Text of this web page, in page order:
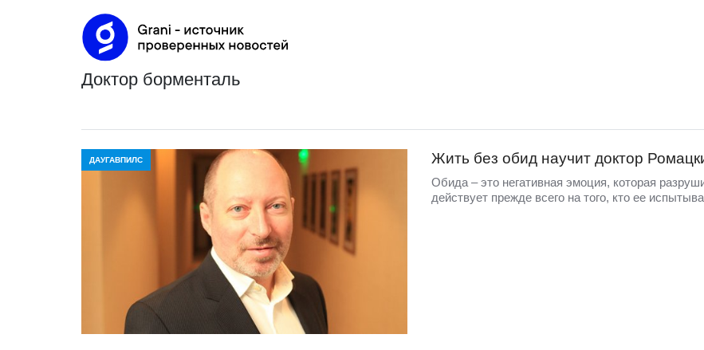
доктор борменталь
ДАУГАВПИЛС Жить без обид научит доктор
Обида – это негативная эмоция, которая
действует прежде всего на того, кто ее